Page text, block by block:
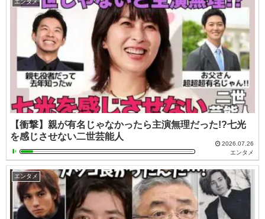
エンタメ
【衝撃】親が有名じゃなかったら主演無理だった!?七光
を感じさせない二世芸能人
2026.07.26
エンタメ
エンタメ